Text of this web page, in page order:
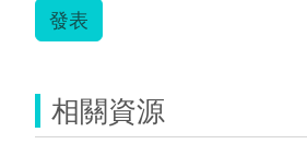
發表
相關資源